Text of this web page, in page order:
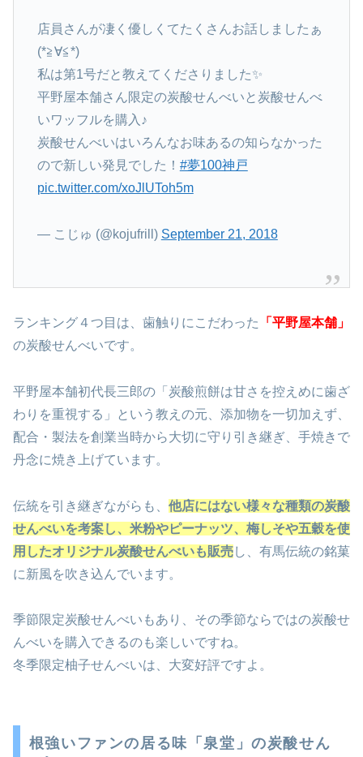
店員さんが凄く優しくてたくさんお話しましたぁ
(*≧∀≦*)
私は第1号だと教えてくださりました✨
平野屋本舗さん限定の炭酸せんべいと炭酸せんべ
いワッフルを購入♪
炭酸せんべいはいろんなお味あるの知らなかった
ので新しい発見でした！ #夢100神戸
pic.twitter.com/xoJlUToh5m
— こじゅ (@kojufrill) September 21, 2018
ランキング４つ目は、歯触りにこだわった
「平野屋本舗」
の炭酸せんべいです。
平野屋本舗初代長三郎の「炭酸煎餅は甘さを控えめに歯ざ
わりを重視する」という教えの元、添加物を一切加えず、
配合・製法を創業当時から大切に守り引き継ぎ、手焼きで
丹念に焼き上げています。
伝統を引き継ぎながらも、 他店にはない様々な種類の炭酸
せんべいを考案し、米粉やピーナッツ、梅しそや五穀を使
用したオリジナル炭酸せんべいも販売し、有馬伝統の銘菓
に新風を吹き込んでいます。
季節限定炭酸せんべいもあり、その季節ならではの炭酸せ
んべいを購入できるのも楽しいですね。
冬季限定柚子せんべいは、大変好評ですよ。
根強いファンの居る味「泉堂」の炭酸せん